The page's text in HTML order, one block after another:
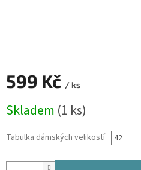
599 Kč / ks
cena:
Skladem (1 ks)
Tabulka dámských velikostí